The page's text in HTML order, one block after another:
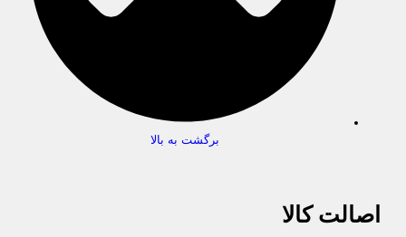
برگشت به بالا
اصالت کالا